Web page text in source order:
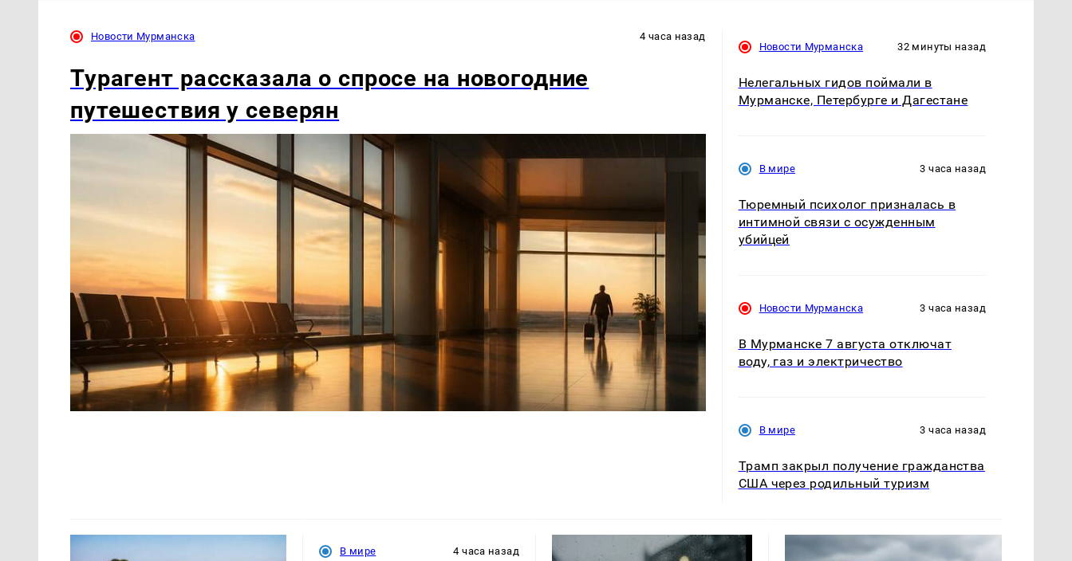
Новости Мурманска 4 часа назад
Турагент рассказала о спросе на новогодние
путешествия у северян
Новости Мурманска 32 минуты назад
Нелегальных гидов поймали в
Мурманске, Петербурге и Дагестане
В мире 3 часа назад
Тюремный психолог призналась в
интимной связи с осужденным
убийцей
Новости Мурманска 3 часа назад
В Мурманске 7 августа отключат
воду, газ и электричество
В мире 3 часа назад
Трамп закрыл получение гражданства
США через родильный туризм
В мире 4 часа назад